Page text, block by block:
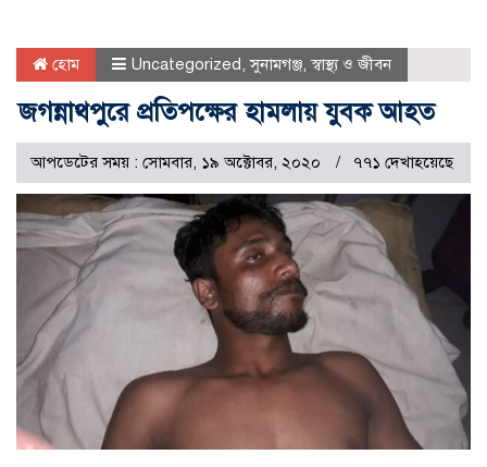
হোম Uncategorized,সুনামগঞ্জ,স্বাস্থ্য ও জীবন
জগন্নাথপুরে প্রতিপক্ষের হামলায় যুবক আহত
আপডেটের সময় : সোমবার, ১৯ অক্টোবর, ২০২০ ৭৭১ দেখাহয়েছে